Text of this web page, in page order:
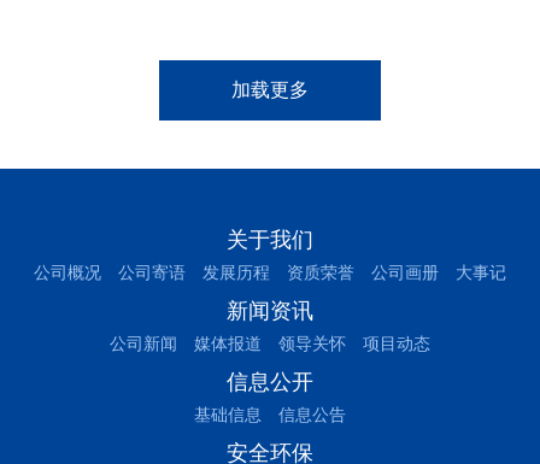
加载更多
关于我们
公司概况 公司寄语 发展历程 资质荣誉 公司画册 大事记
新闻资讯
公司新闻 媒体报道 领导关怀 项目动态
信息公开
基础信息 信息公告
安全环保